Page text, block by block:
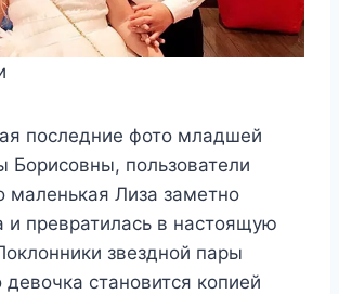
последние фото младшей
Борисовны, пользователи
маленькая Лиза заметно
и превратилась в настоящую
звездной пары
девочка становится копией